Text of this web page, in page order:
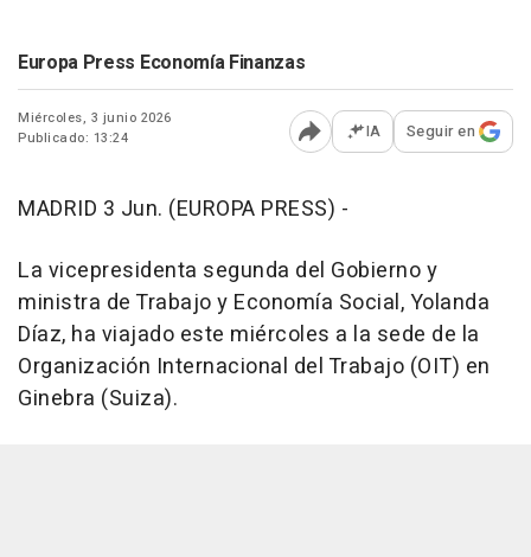
Europa Press Economía Finanzas
Miércoles, 3 junio 2026
Publicado: 13:24
Abrir opciones para
IA Seguir en
MADRID 3 Jun. (EUROPA PRESS) -
La vicepresidenta segunda del Gobierno y
ministra de Trabajo y Economía Social, Yolanda
Díaz, ha viajado este miércoles a la sede de la
Organización Internacional del Trabajo (OIT) en
Ginebra (Suiza).